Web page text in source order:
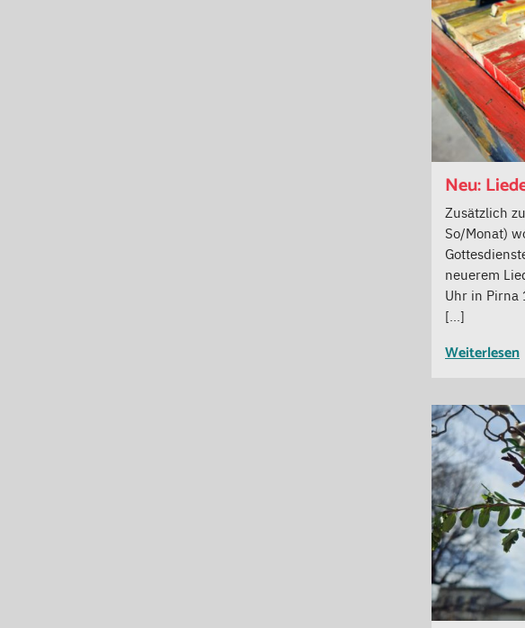
Neu:
Zusätzlich
So/Monat)
neuerem
Uhr in Pirna
[…]
Weiterlesen